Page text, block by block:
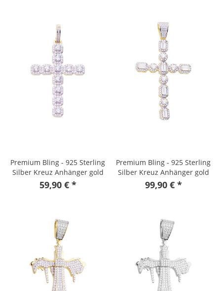
Premium Bling - 925 Sterling
Silber Kreuz Anhänger gold
59,90 € *
Premium Bling - 925 Sterling
Silber Kreuz Anhänger gold
99,90 € *